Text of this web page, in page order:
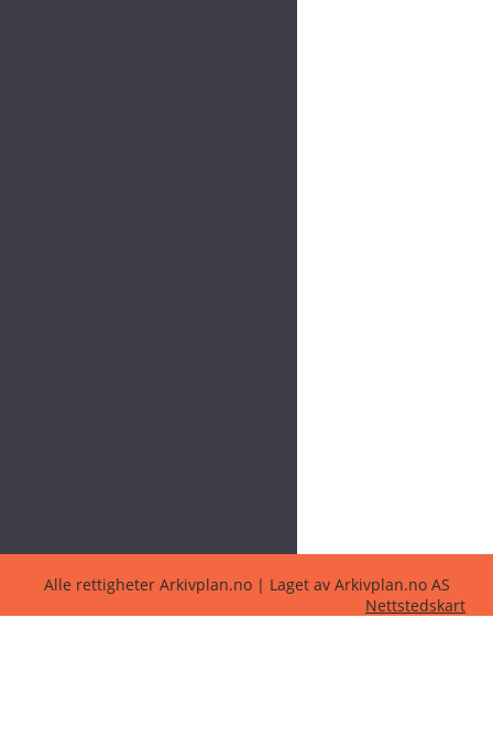
Alle rettigheter Arkivplan.no | Laget av Arkivplan.no AS
Nettstedskart